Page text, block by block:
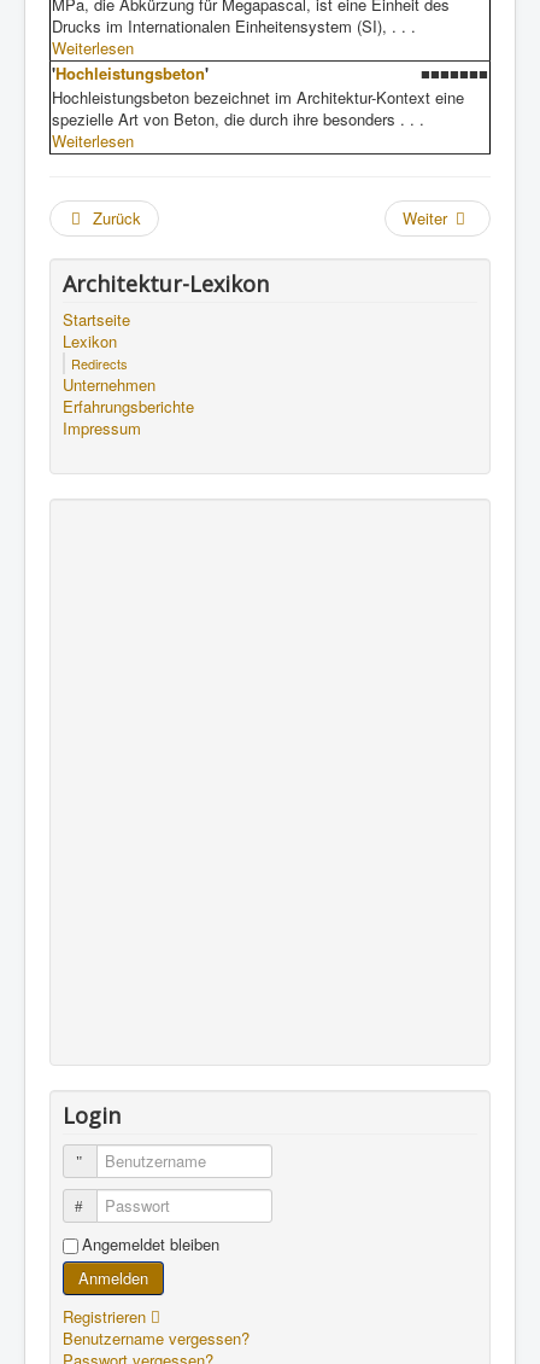
Drucks im Internationalen Einheitensystem (SI), . . .
Weiterlesen
'Hochleistungsbeton'
■■■■■■■
Hochleistungsbeton bezeichnet im Architektur-Kontext eine
spezielle Art von Beton, die durch ihre besonders . . .
Weiterlesen
Zurück Weiter
Architektur-Lexikon
Startseite
Lexikon
Redirects
Unternehmen
Erfahrungsberichte
Impressum
Login
Benutzername
Passwort
Angemeldet bleiben
Anmelden
Registrieren
Benutzername vergessen?
Passwort vergessen?